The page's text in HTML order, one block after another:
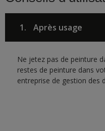
1. Après usage
Ne jetez pas de peinture
restes de peinture dans
entreprise de gestion des